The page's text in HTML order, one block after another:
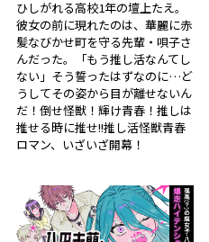
ひしがれる高校1年の壇上たえ。
彼女の前に現れたのは、華麗に赤
髪なびかせ町を守る先輩・唄子さ
んだった。「もう推し活なんてし
ない」そう誓ったはずなのに…ど
うしてその姿から目が離せないん
だ！倒せ怪獣！輝け青春！推しは
推せる時に推せ!!推し活怪獣青春
ロマン、いざいざ開幕！